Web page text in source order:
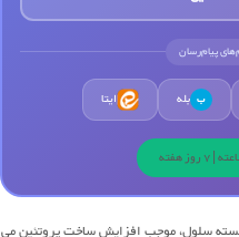
پیام‌رسان
ب بله ایتا
هسته سلول، موجب افزايش ساخت پروتئين مي